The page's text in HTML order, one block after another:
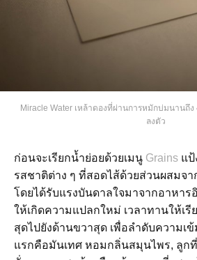
Miracle Water เหล้าดองที่ผ่านการหมักบ่มนานถึ
ลงตัว
ก่อนจะเรียกน้ำย่อยด้วยเมนู Grains แ
รสชาติต่าง ๆ ที่สอดไส้ด้วยส่วนผสมจ
โดยได้รับแรงบันดาลใจมาจากอาหาร
ให้เกิดความแปลกใหม่ เวลาทานให้เรี
สุดไปยังด้านขวาสุด เพื่อลำดับความเ
แรกคือมันเทศ หอมกลิ่นสมุนไพร, ลูก